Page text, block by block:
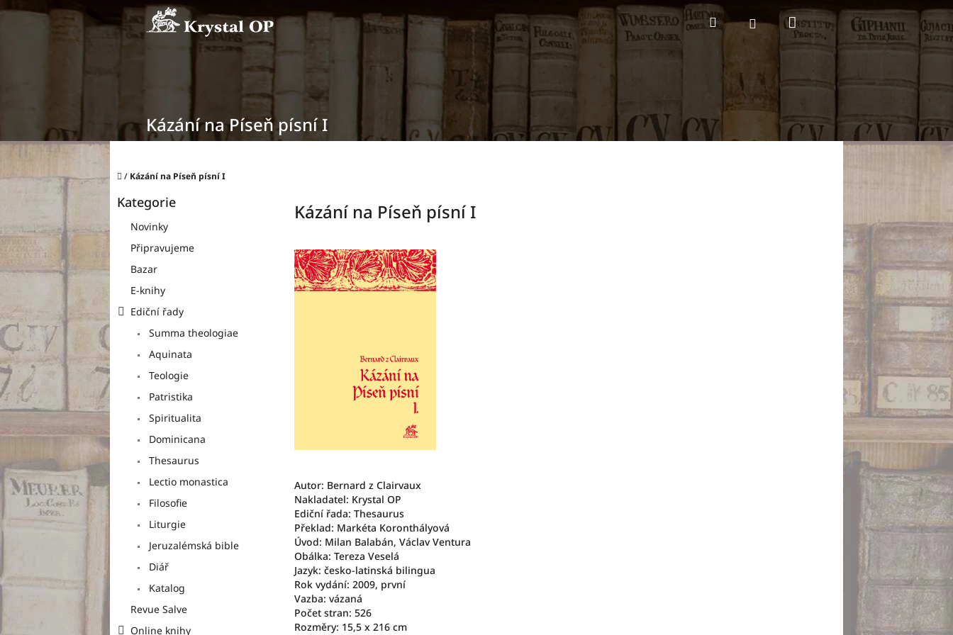
HledatPřihlášeníNákupní
košík
Kázání na Píseň písní I
Domů
/ Kázání na Píseň písní I
t
r
a
p
a
n
e
Přeskočit
Kategorie
Novinky
Připravujeme
Bazar
E-knihy
Ediční řady
Summa theologiae
Aquinata
Teologie
Patristika
Spiritualita
Dominicana
Thesaurus
Lectio monastica
Filosofie
Liturgie
Jeruzalémská bible
Diář
Katalog
Revue Salve
Online knihy
Kázání na Píseň písní I
Autor: Bernard z Clairvaux
Nakladatel: Krystal OP
Ediční řada: Thesaurus
Překlad: Markéta Koronthályová
Úvod: Milan Balabán, Václav Ventura
Obálka: Tereza Veselá
Jazyk: česko-latinská bilingua
Rok vydání: 2009, první
Vazba: vázaná
Počet stran: 526
Rozměry: 15,5 x 216 cm